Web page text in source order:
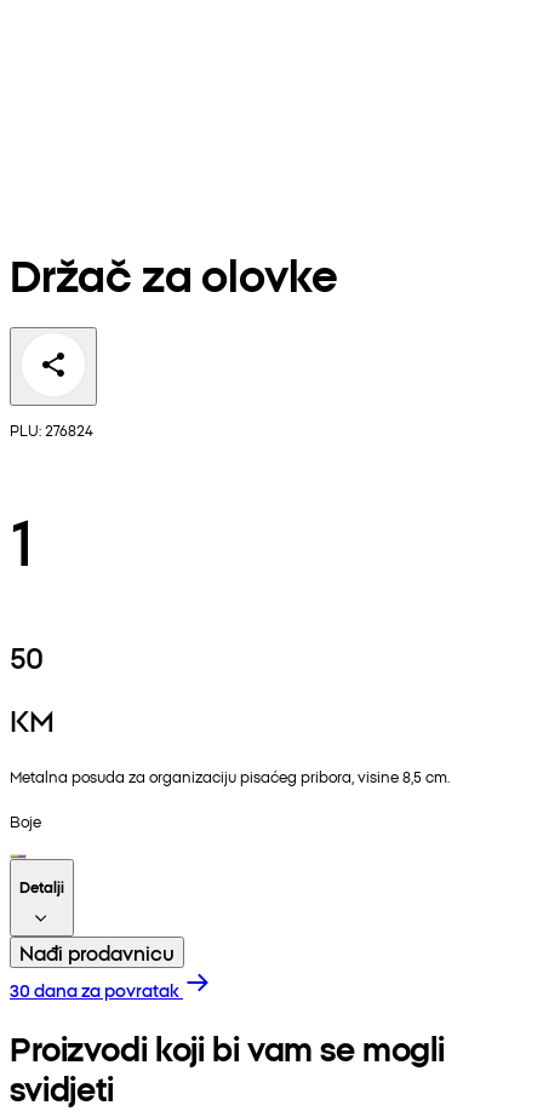
Držač za olovke
PLU: 276824
1
50
KM
Metalna posuda za organizaciju pisaćeg pribora, visine 8,5 cm.
Boje
Detalji
Nađi prodavnicu
30 dana za povratak
Proizvodi koji bi vam se mogli
svidjeti